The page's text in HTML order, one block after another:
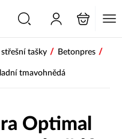
tašky / Betonpres /
tmavohnědá
Optimal